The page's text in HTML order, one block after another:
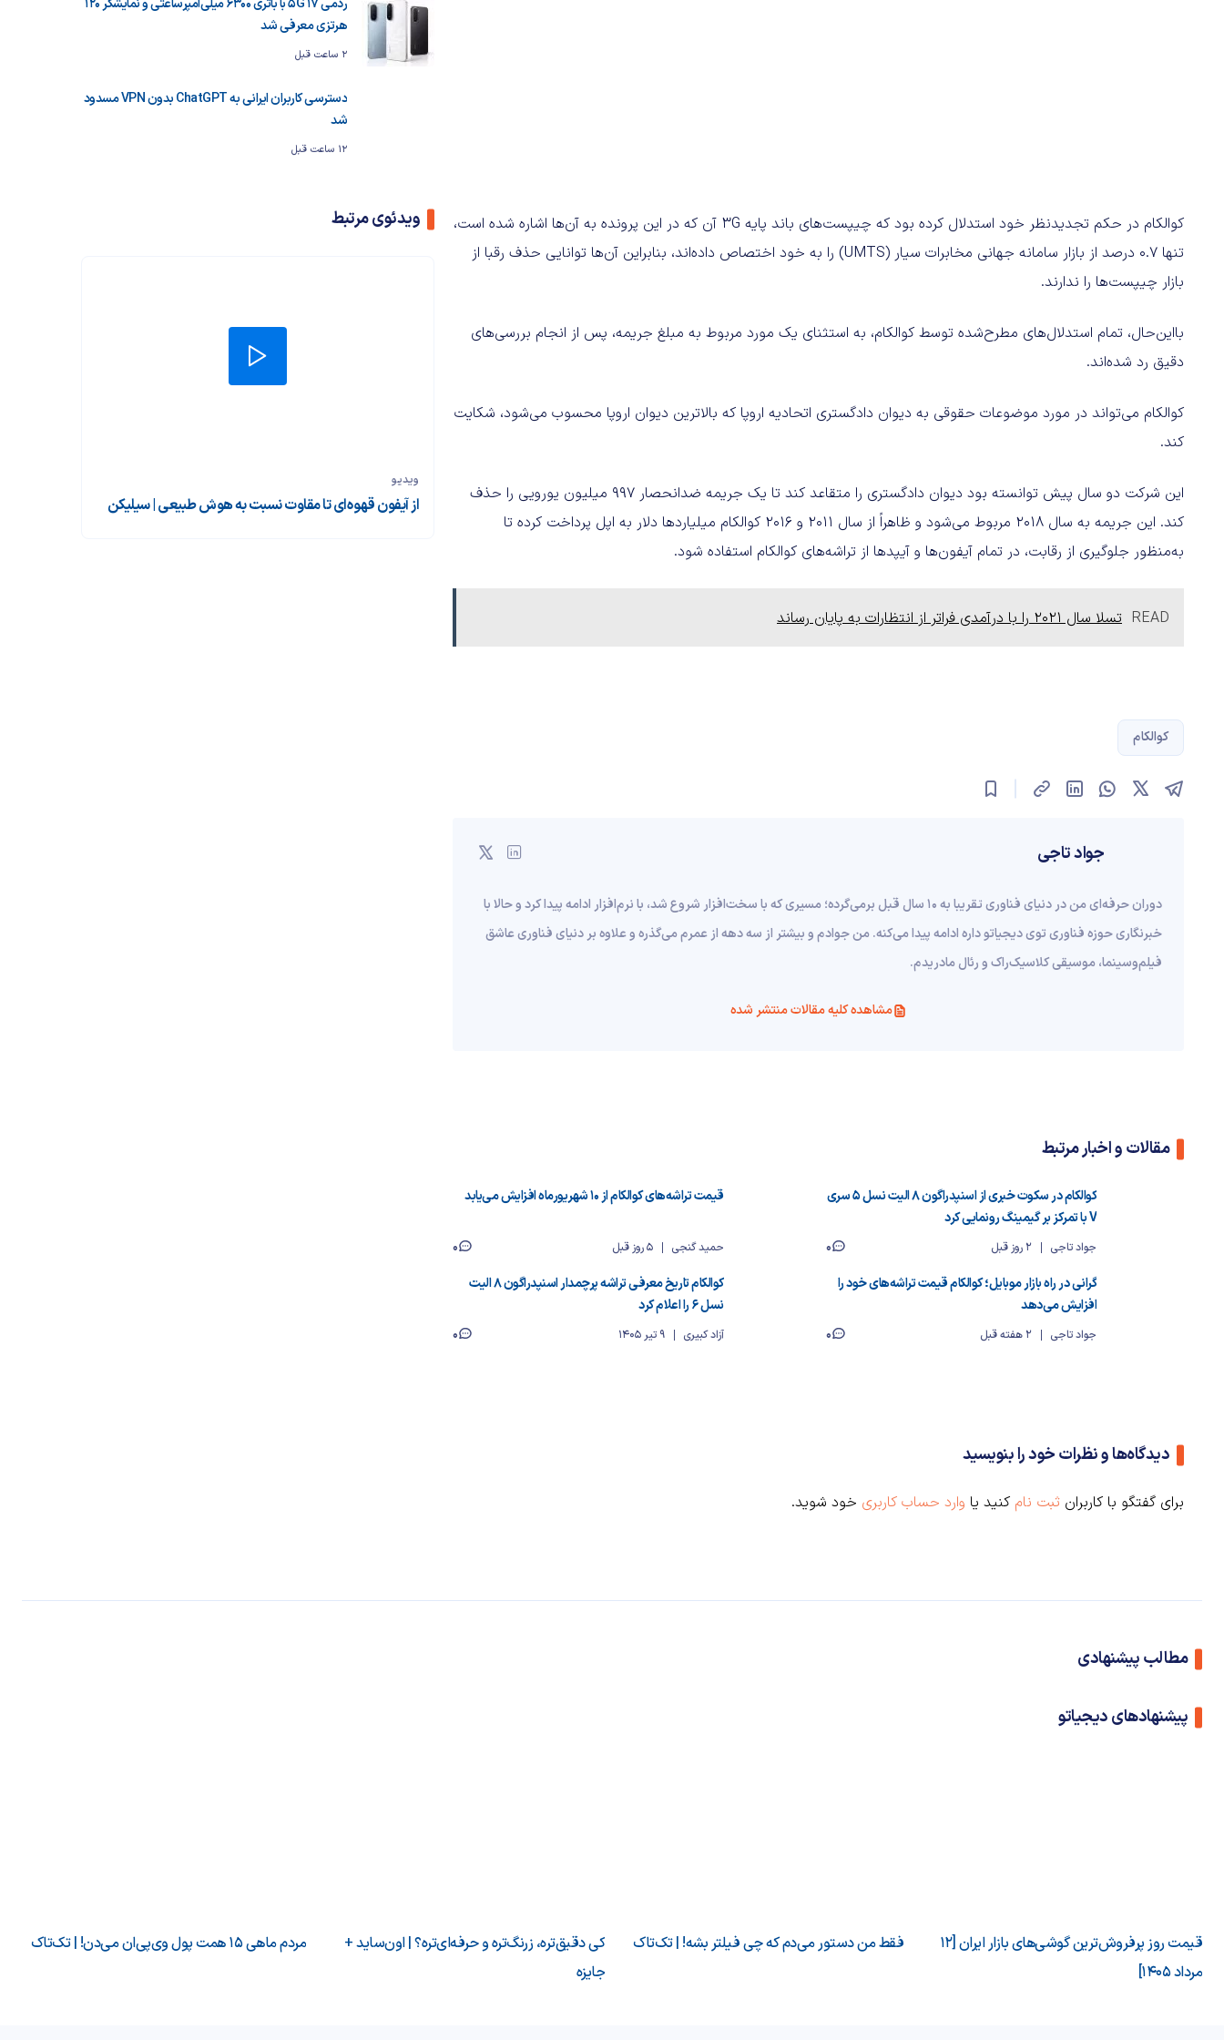
ردمی 17 5G با باتری ۶۳۰۰ میلی‌آمپرساعتی و نمایشگر ۱۲۰
هرتزی معرفی شد
2 ساعت قبل
دسترسی کاربران ایرانی به ChatGPT بدون VPN مسدود
شد
12 ساعت قبل
ویدئوی مرتبط
ویدیو
از آیفون قهوه‌ای تا مقاوت نسبت به هوش طبیعی | سیلیکن
کوالکام در حکم تجدیدنظر خود استدلال کرده بود که چیپست‌های باند پایه 3G آن که در این پرونده به آن‌ها اشاره شده است،
تنها 0.7 درصد از بازار سامانه جهانی مخابرات سیار (UMTS) را به خود اختصاص داده‌اند، بنابراین آن‌ها توانایی حذف رقبا از
بازار چیپست‌ها را ندارند.
بااین‌حال، تمام استدلال‌های مطرح‌شده توسط کوالکام، به استثنای یک مورد مربوط به مبلغ جریمه، پس از انجام بررسی‌های
دقیق رد شده‌اند.
کوالکام می‌تواند در مورد موضوعات حقوقی به دیوان دادگستری اتحادیه اروپا که بالاترین دیوان اروپا محسوب می‌شود، شکایت
کند.
این شرکت دو سال پیش توانسته بود دیوان دادگستری را متقاعد کند تا یک جریمه ضدانحصار 997 میلیون یورویی را حذف
کند. این جریمه به سال 2018 مربوط می‌شود و ظاهراً از سال 2011 و 2016 کو‌الکام میلیاردها دلار به اپل پرداخت کرده تا
به‌منظور جلوگیری از رقابت، در تمام آیفون‌ها و آیپدها از تراشه‌های کو‌الکام استفاده شود.
READ تسلا سال 2021 را با درآمدی فراتر از انتظارات به پایان رساند
کوالکام
جواد تاجی
دوران حرفه‌ای من در دنیای فناوری تقریبا به ۱۰ سال قبل برمی‌گرده؛ مسیری که با سخت‌افزار شروع شد، با نرم‌افزار ادامه پیدا کرد و حالا با
خبرنگاری حوزه فناوری توی دیجیاتو داره ادامه پیدا می‌کنه. من جوادم و بیشتر از سه دهه از عمرم می‌گذره و علاوه بر دنیای فناوری عاشق
فیلم‌و‌سینما، موسیقی کلاسیک‌راک و رئال مادریدم.
مشاهده کلیه مقالات منتشر شده
مقالات و اخبار مرتبط
کوالکام در سکوت خبری از اسنپدراگون ۸ الیت نسل ۵ سری
V با تمرکز بر گیمینگ رونمایی کرد
جواد تاجی 2 روز قبل 0
قیمت تراشه‌های کوالکام از ۱۰ شهریورماه افزایش می‌یابد
حمید گنجی 5 روز قبل
0
گرانی در راه بازار موبایل؛ کوالکام قیمت تراشه‌های خود را
افزایش می‌دهد
جواد تاجی 2 هفته قبل 0
کوالکام تاریخ معرفی تراشه پرچمدار اسنپدراگون ۸ الیت
نسل ۶ را اعلام کرد
آزاد کبیری 9 تیر 1405 0
دیدگاه‌ها و نظرات خود را بنویسید
برای گفتگو با کاربران ثبت نام کنید یا وارد حساب کاربری خود شوید.
مطالب پیشنهادی
پیشنهادهای دیجیاتو
قیمت روز پرفروش‌ترین گوشی‌های بازار ایران [12
مرداد 1405]
فقط من دستور می‌دم که چی فیلتر بشه! | تک‌تاک
کی دقیق‌تره، زرنگ‌تره و حرفه‌ای‌تره؟ | اون‌ساید +
جایزه
مردم ماهی ۱۵ همت پول وی‌پی‌ان می‌دن! | تک‌تاک